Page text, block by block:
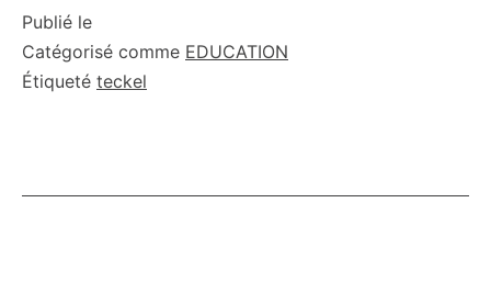
tout
solutions
Publié le
Catégorisé comme EDUCATION
Étiqueté teckel